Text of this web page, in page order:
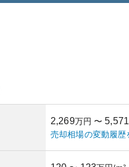
2,269万円 〜 5,571
売却相場の変動履歴